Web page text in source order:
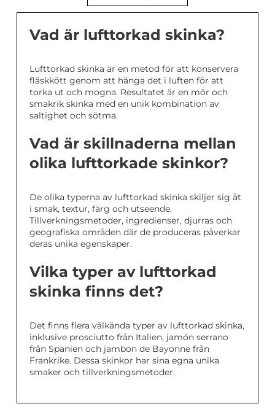
Vad är lufttorkad skinka?
Lufttorkad skinka är en metod för att konservera
fläskkött genom att hänga det i luften för att
torka ut och mogna. Resultatet är en mör och
smakrik skinka med en unik kombination av
saltighet och sötma.
Vad är skillnaderna mellan
olika lufttorkade skinkor?
De olika typerna av lufttorkad skinka skiljer sig åt
i smak, textur, färg och utseende.
Tillverkningsmetoder, ingredienser, djurras och
geografiska områden där de produceras påverkar
deras unika egenskaper.
Vilka typer av lufttorkad
skinka finns det?
Det finns flera välkända typer av lufttorkad skinka,
inklusive prosciutto från Italien, jamón serrano
från Spanien och jambon de Bayonne från
Frankrike. Dessa skinkor har sina egna unika
smaker och tillverkningsmetoder.